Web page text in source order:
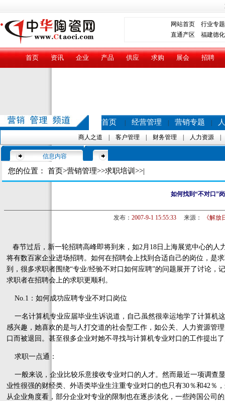
网站首页
行业专题
直通产区 福建德化
首页 资讯 企业 产品 供应 求购 展会 招聘
首页 经营管理 营销专题
商人之道 客户管理 财务管理 人力资源
信息内容
您的位置： 首页>营销管理>>求职培训 >>|
如何找到“不对口”
发布： 2007-9-1 15:55:33来源： 《解放
春节过后，新一轮招聘高峰即将到来，如2月18日上海展览中心的人
将有数百家企业进场招聘。如何在招聘会上找到合适自己的岗位，是
到，很多求职者围绕“专业/经验不对口如何应聘”的问题展开了讨论，
求职者在招聘会上的求职更顺利。
No.1：如何成功应聘专业不对口岗位
一名计算机专业应届毕业生诉说道，自己虽然很幸运地学了计算机
感兴趣，她喜欢的是与人打交道的社会型工作，如公关、人力资源管
口而被退回。甚至很多企业对她不寻找与计算机专业对口的工作提出
求职一点通：
一般来说，企业比较乐意接收专业对口的人才。然而最近一项调查
业性很强的财经类、外语类毕业生注重专业对口的也只有30％和42％
从企业角度看，部分企业对专业的限制也在逐步淡化，一些跨国公司